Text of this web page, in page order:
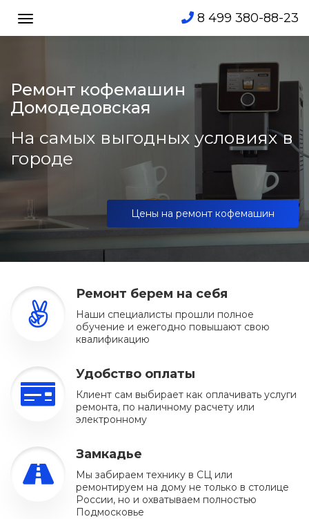
Toggle
8 499 380-88-23
Ремонт кофемашин
Домодедовская
На самых выгодных условиях в
городе
Цены на ремонт кофемашин
Ремонт берем на себя
Наши специалисты прошли полное
обучение и ежегодно повышают свою
квалификацию
Удобство оплаты
Клиент сам выбирает как оплачивать услуги
ремонта, по наличному расчету или
электронному
Замкадье
Мы забираем технику в СЦ или
ремонтируем на дому не только в столице
России, но и охватываем полностью
Подмосковье